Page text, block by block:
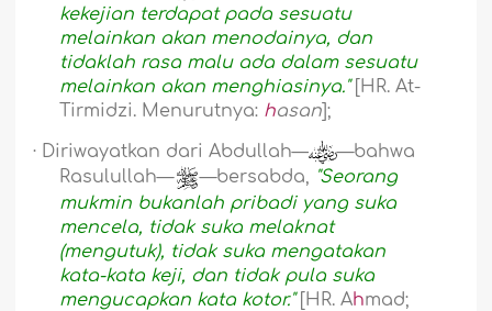
kekejian terdapat pada sesuatu
melainkan akan menodainya, dan
tidaklah rasa malu ada dalam sesuatu
melainkan akan menghiasinya." [HR. At-
Tirmidzi. Menurutnya: hasan ];
· Diriwayatkan dari Abdullah—
—bahwa
Rasulullah—
—bersabda, "Seorang
mukmin bukanlah pribadi yang suka
mencela, tidak suka melaknat
(mengutuk), tidak suka mengatakan
kata-kata keji, dan tidak pula suka
mengucapkan kata kotor." [HR. Ahmad;